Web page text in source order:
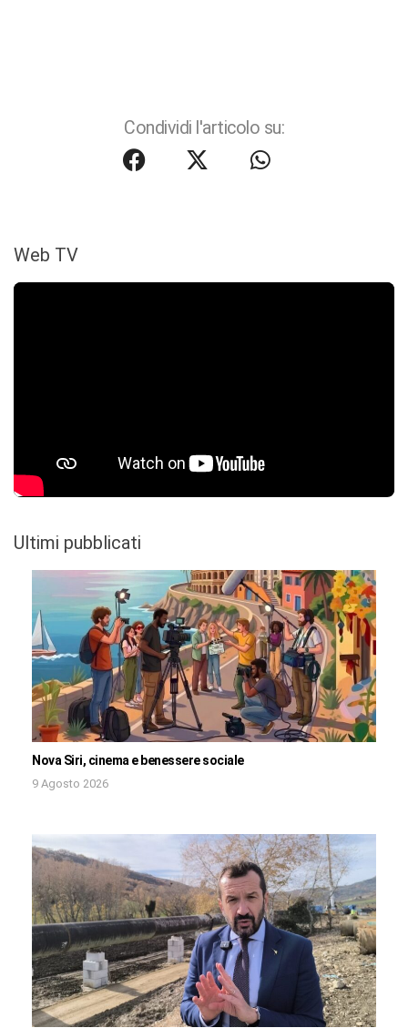
Condividi l'articolo su:
Web TV
Ultimi pubblicati
Nova Siri, cinema e benessere sociale
9 Agosto 2026